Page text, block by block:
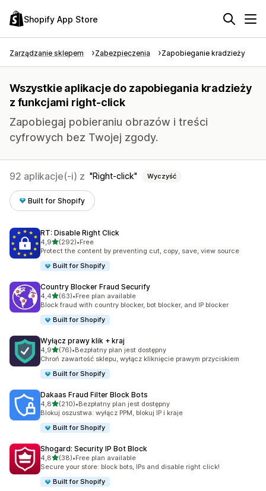
Shopify App Store
Zarządzanie sklepem Zabezpieczenia Zapobieganie kradzieży
Wszystkie aplikacje do zapobiegania kradzieży
z funkcjami right-click
Zapobiegaj pobieraniu obrazów i treści
cyfrowych bez Twojej zgody.
92 aplikacje(-i) z Right-click Wyczyść
Built for Shopify
RT: Disable Right Click
4,9na 5 gwiazdek
(292)
Łączna liczba recenzji: 292
•Free
Protect the content by preventing cut, copy, save, view source
Built for Shopify
Country Blocker Fraud Securify
4,4na 5 gwiazdek
(63)
Łączna liczba recenzji: 63
•Free plan available
Block fraud with country blocker, bot blocker, and IP blocker
Built for Shopify
Wyłącz prawy klik + kraj
4,9na 5 gwiazdek
(76)
Łączna liczba recenzji: 76
•Bezpłatny plan jest dostępny
Chroń zawartość sklepu, wyłącz kliknięcie prawym przyciskiem
Built for Shopify
Dakaas Fraud Filter Block Bots
4,8na 5 gwiazdek
(210)
Łączna liczba recenzji: 210
•Bezpłatny plan jest dostępny
Blokuj oszustwa: wyłącz PPM, blokuj IP i kraje
Built for Shopify
Shogard: Security IP Bot Block
4,8na 5 gwiazdek
(38)
Łączna liczba recenzji: 38
•Free plan available
Secure your store: block bots, IPs and disable right click!
Built for Shopify